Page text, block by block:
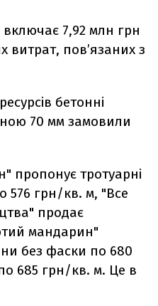
включає 7,92 млн грн
витрат, пов’язаних з
бетонні
70 мм замовили
пропонує тротуарні
576 грн/кв. м, "Все
продає
мандарин"
без фаски по 680
685 грн/кв. м. Це в